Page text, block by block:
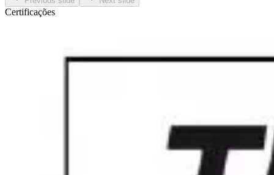
Certificações